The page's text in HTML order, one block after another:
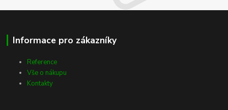
Informace pro zákazníky
Reference
Vše o nákupu
Kontakty